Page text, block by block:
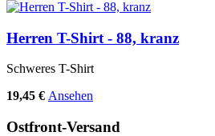
Herren T-Shirt - 88, kranz
Schweres T-Shirt
19,45 € Ansehen
Ostfront-Versand